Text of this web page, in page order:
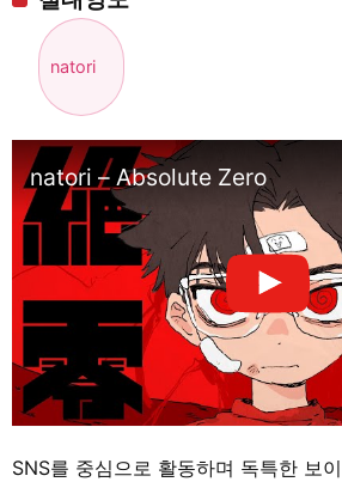
natori
natori – Absolute Zero
SNS를 중심으로 활동하며 독특한 보